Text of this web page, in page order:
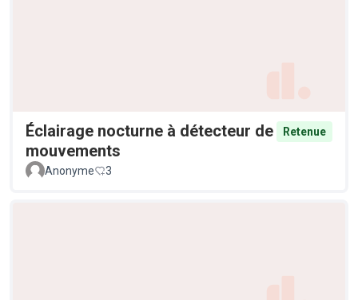
Éclairage nocturne à détecteur de
mouvements
Retenue
Anonyme 3